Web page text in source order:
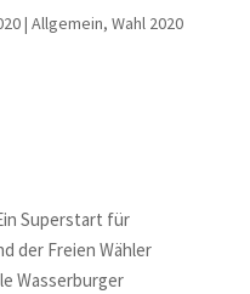
| Allgemein, Wahl 2020
Superstart für
der Freien Wähler
Wasserburger